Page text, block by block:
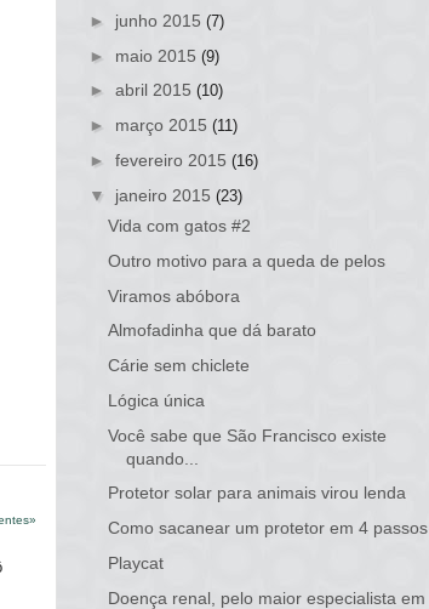
► junho 2015 (7)
► maio 2015 (9)
► abril 2015 (10)
► março 2015 (11)
► fevereiro 2015 (16)
▼ janeiro 2015 (23)
Vida com gatos #2
Outro motivo para a queda de pelos
Viramos abóbora
Almofadinha que dá barato
Cárie sem chiclete
Lógica única
Você sabe que São Francisco existe
quando...
Protetor solar para animais virou lenda
Como sacanear um protetor em 4 passos
Playcat
Doença renal, pelo maior especialista em